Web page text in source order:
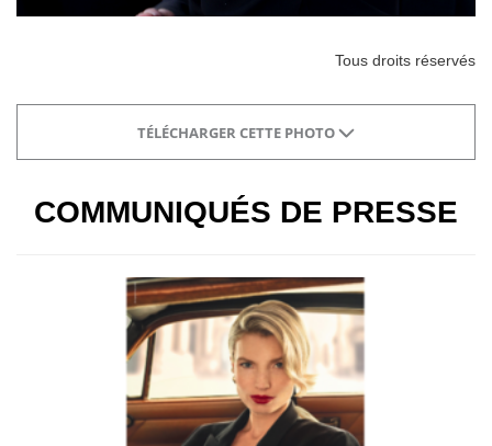
Tous droits réservés
TÉLÉCHARGER CETTE PHOTO
COMMUNIQUÉS DE PRESSE